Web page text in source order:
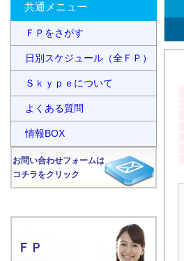
共通メニュー
ＦＰをさがす
日別スケジュール（全ＦＰ）
Ｓｋｙｐｅについて
よくある質問
情報BOX
お問い合わせフォームは
コチラをクリック
ＦＰ